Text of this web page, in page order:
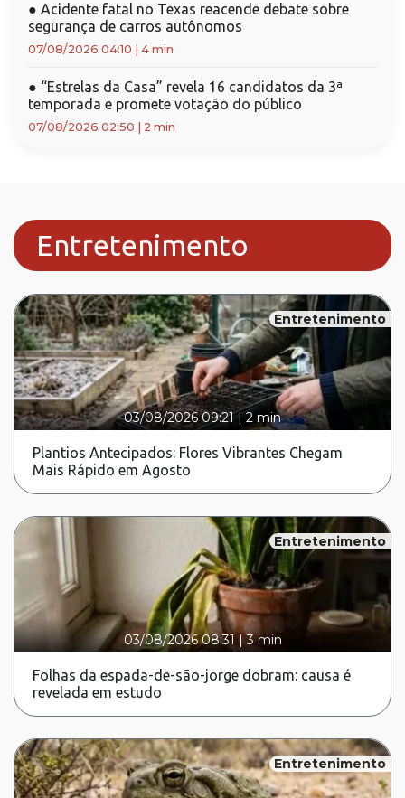
● Acidente fatal no Texas reacende debate sobre
segurança de carros autônomos
07/08/2026 04:10 4 min
● “Estrelas da Casa” revela 16 candidatos da 3ª
temporada e promete votação do público
07/08/2026 02:50 2 min
Entretenimento
Entretenimento
03/08/2026 09:21|2 min
Plantios Antecipados: Flores Vibrantes Chegam
Mais Rápido em Agosto
Entretenimento
03/08/2026 08:31 |3 min
Folhas da espada-de-são-jorge dobram: causa é
revelada em estudo
Entretenimento